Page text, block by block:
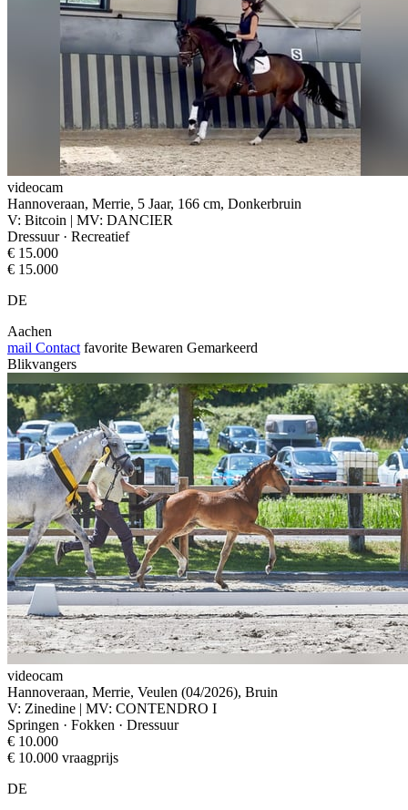
videocam
Hannoveraan, Merrie, 5 Jaar, 166 cm, Donkerbruin
V: Bitcoin | MV: DANCIER
Dressuur · Recreatief
€ 15.000
€ 15.000
DE
Aachen
mail Contact favorite Bewaren Gemarkeerd
Blikvangers
videocam
Hannoveraan, Merrie, Veulen (04/2026), Bruin
V: Zinedine | MV: CONTENDRO I
Springen · Fokken · Dressuur
€ 10.000
€ 10.000 vraagprijs
DE